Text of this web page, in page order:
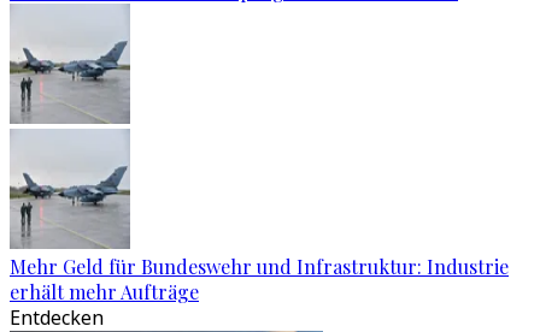
Mehr Geld für Bundeswehr und Infrastruktur: Industrie
erhält mehr Aufträge
Entdecken